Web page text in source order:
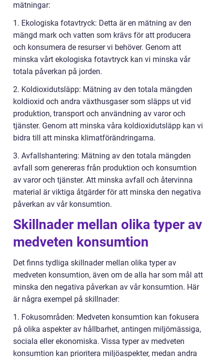
mätningar:
1. Ekologiska fotavtryck: Detta är en mätning av den
mängd mark och vatten som krävs för att producera
och konsumera de resurser vi behöver. Genom att
minska vårt ekologiska fotavtryck kan vi minska vår
totala påverkan på jorden.
2. Koldioxidutsläpp: Mätning av den totala mängden
koldioxid och andra växthusgaser som släpps ut vid
produktion, transport och användning av varor och
tjänster. Genom att minska våra koldioxidutsläpp kan vi
bidra till att minska klimatförändringarna.
3. Avfallshantering: Mätning av den totala mängden
avfall som genereras från produktion och konsumtion
av varor och tjänster. Att minska avfall och återvinna
material är viktiga åtgärder för att minska den negativa
påverkan av vår konsumtion.
Skillnader mellan olika typer av
medveten konsumtion
Det finns tydliga skillnader mellan olika typer av
medveten konsumtion, även om de alla har som mål att
minska den negativa påverkan av vår konsumtion. Här
är några exempel på skillnader:
1. Fokusområden: Medveten konsumtion kan fokusera
på olika aspekter av hållbarhet, antingen miljömässiga,
sociala eller ekonomiska. Vissa typer av medveten
konsumtion kan prioritera miljöaspekter, medan andra